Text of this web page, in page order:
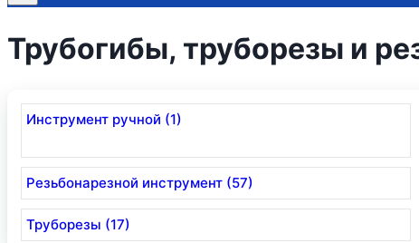
Трубогибы, труборезы и
Инструмент ручной (1)
Резьбонарезной инструмент (57)
Труборезы (17)